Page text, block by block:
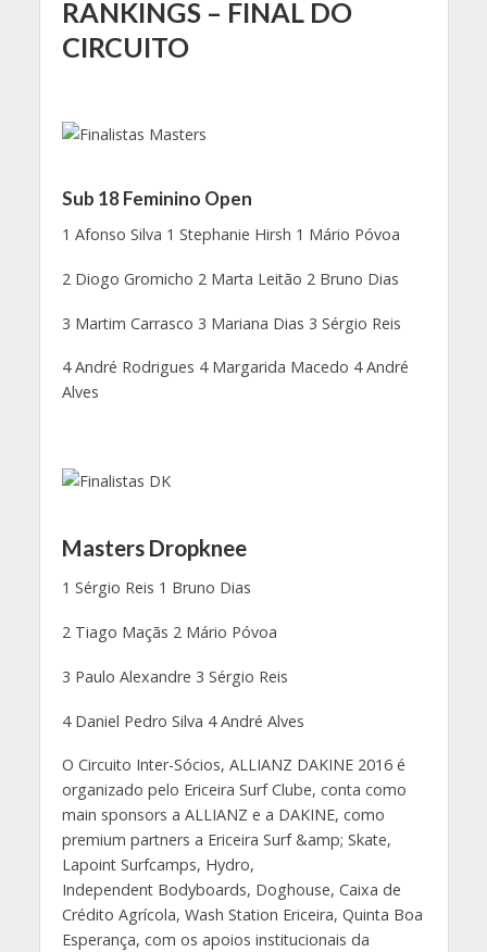
RANKINGS – FINAL DO
CIRCUITO
Sub 18 Feminino Open
1 Afonso Silva 1 Stephanie Hirsh 1 Mário Póvoa
2 Diogo Gromicho 2 Marta Leitão 2 Bruno Dias
3 Martim Carrasco 3 Mariana Dias 3 Sérgio Reis
4 André Rodrigues 4 Margarida Macedo 4 André
Alves
Masters Dropknee
1 Sérgio Reis 1 Bruno Dias
2 Tiago Maçãs 2 Mário Póvoa
3 Paulo Alexandre 3 Sérgio Reis
4 Daniel Pedro Silva 4 André Alves
O Circuito Inter-Sócios, ALLIANZ DAKINE 2016 é
organizado pelo Ericeira Surf Clube, conta como
main sponsors a ALLIANZ e a DAKINE, como
premium partners a Ericeira Surf &amp; Skate,
Lapoint Surfcamps, Hydro,
Independent Bodyboards, Doghouse, Caixa de
Crédito Agrícola, Wash Station Ericeira, Quinta Boa
Esperança, com os apoios institucionais da